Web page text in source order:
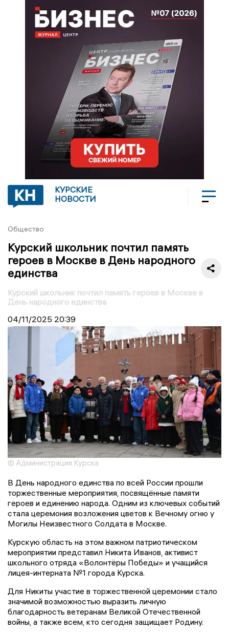
КУРСКИЕ
НОВОСТИ
Общество
Курский школьник почтил память
героев в Москве в День народного
единства
Курский школьник почтил память героев в Москве в
День народного единства
04/11/2025 20:39
© Администрация Курска
В День народного единства по всей России прошли
торжественные мероприятия, посвящённые памяти
героев и единению народа. Одним из ключевых событий
стала церемония возложения цветов к Вечному огню у
Могилы Неизвестного Солдата в Москве.
Курскую область на этом важном патриотическом
мероприятии представил Никита Иванов, активист
школьного отряда «Волонтёры Победы» и учащийся
лицея-интерната №1 города Курска.
Для Никиты участие в торжественной церемонии стало
значимой возможностью выразить личную
благодарность ветеранам Великой Отечественной
войны, а также всем, кто сегодня защищает Родину.